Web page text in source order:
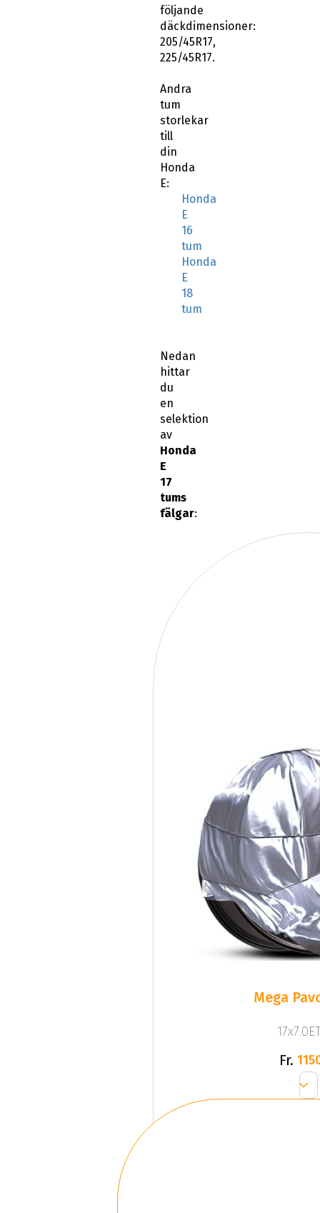
följande
däckdimensioner:
205/45R17,
225/45R17.
Andra
tum
storlekar
till
din
Honda
E:
Honda
E
16
tum
Honda
E
18
tum
Nedan
hittar
du
en
selektion
av
Honda
E
17
tums
fälgar:
Mega
Fr.